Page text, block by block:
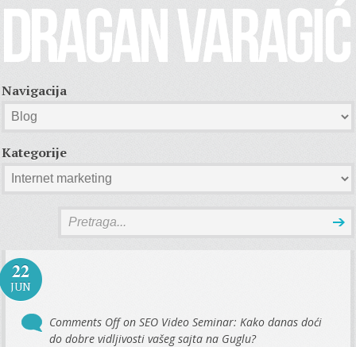
Navigacija
Kategorije
22
JUN
Comments Offon SEO Video Seminar: Kako danas doći
do dobre vidljivosti vašeg sajta na Guglu?